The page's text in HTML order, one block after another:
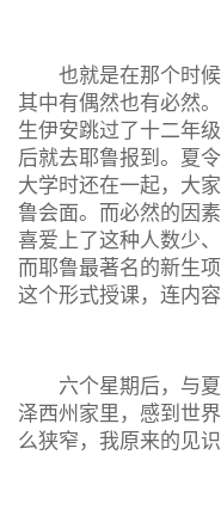
也就是在那个时候
其中有偶然也有必然
生伊安跳过了十二年
后就去耶鲁报到。夏
大学时还在一起，大
鲁会面。而必然的因
喜爱上了这种人数少
而耶鲁最著名的新生
这个形式授课，连内容
六个星期后，与夏
泽西州家里，感到世
么狭窄，我原来的见识